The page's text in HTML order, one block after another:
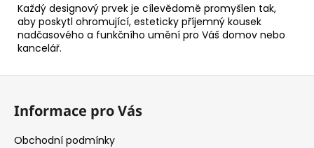
Každý designový prvek je cílevědomě promyšlen tak,
aby poskytl ohromující, esteticky příjemný kousek
nadčasového a funkčního umění pro Váš domov nebo
kancelář.
Z
Informace pro Vás
Obchodní podmínky